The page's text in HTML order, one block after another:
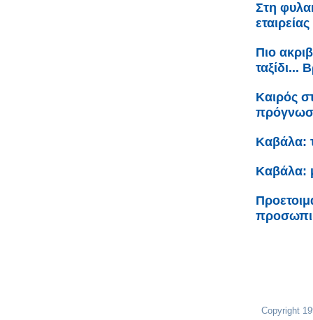
Στη
Πιο
ταξίδι...
Καιρός
Καβάλα:
Καβάλα:
Copyright